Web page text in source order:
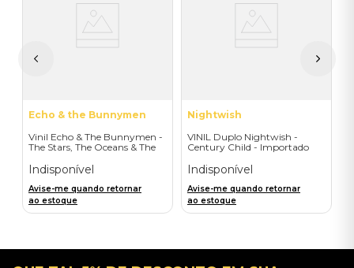
Echo & the Bunnymen
Vinil Echo & The Bunnymen -
The Stars, The Oceans & The
- Importado
Indisponível
Avise-me quando retornar
ao estoque
Nightwish
VINIL Duplo Nightwish -
Century Child - Importado
Indisponível
Avise-me quando retornar
ao estoque